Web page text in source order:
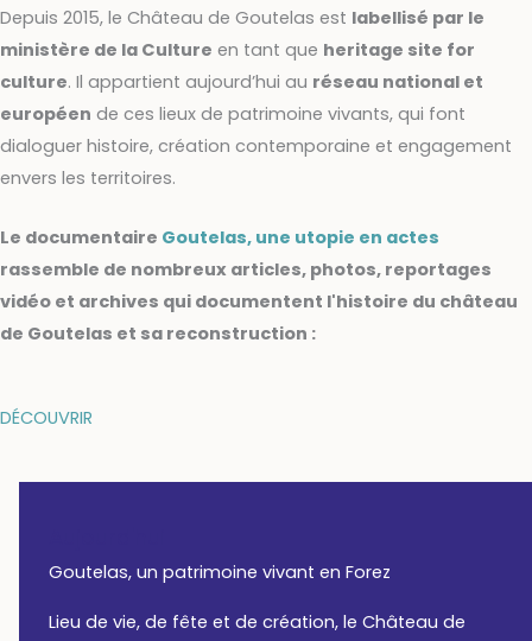
Depuis 2015, le Château de Goutelas est labellisé par le
ministère de la Culture en tant que heritage site for
culture. Il appartient aujourd’hui au réseau national et
européen de ces lieux de patrimoine vivants, qui font
dialoguer histoire, création contemporaine et engagement
envers les territoires.
Le documentaire Goutelas, une utopie en actes
rassemble de nombreux articles, photos, reportages
vidéo et archives qui documentent l'histoire du château
de Goutelas et sa reconstruction :
DÉCOUVRIR
Goutelas, un patrimoine vivant en Forez
Lieu de vie, de fête et de création, le Château de